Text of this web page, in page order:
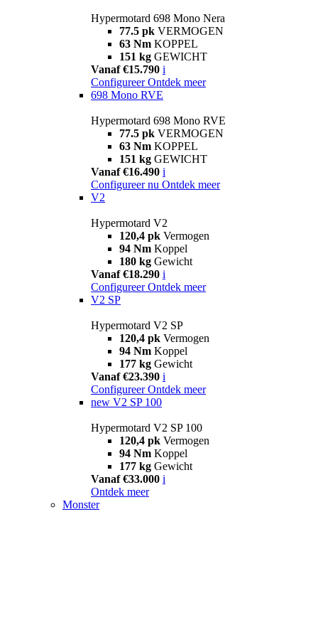
Hypermotard 698 Mono Nera
77.5 pk VERMOGEN
63 Nm KOPPEL
151 kg GEWICHT
Vanaf €15.790 i
Configureer Ontdek meer
698 Mono RVE
Hypermotard 698 Mono RVE
77.5 pk VERMOGEN
63 Nm KOPPEL
151 kg GEWICHT
Vanaf €16.490 i
Configureer nu Ontdek meer
V2
Hypermotard V2
120,4 pk Vermogen
94 Nm Koppel
180 kg Gewicht
Vanaf €18.290 i
Configureer Ontdek meer
V2 SP
Hypermotard V2 SP
120,4 pk Vermogen
94 Nm Koppel
177 kg Gewicht
Vanaf €23.390 i
Configureer Ontdek meer
new V2 SP 100
Hypermotard V2 SP 100
120,4 pk Vermogen
94 Nm Koppel
177 kg Gewicht
Vanaf €33.000 i
Ontdek meer
Monster